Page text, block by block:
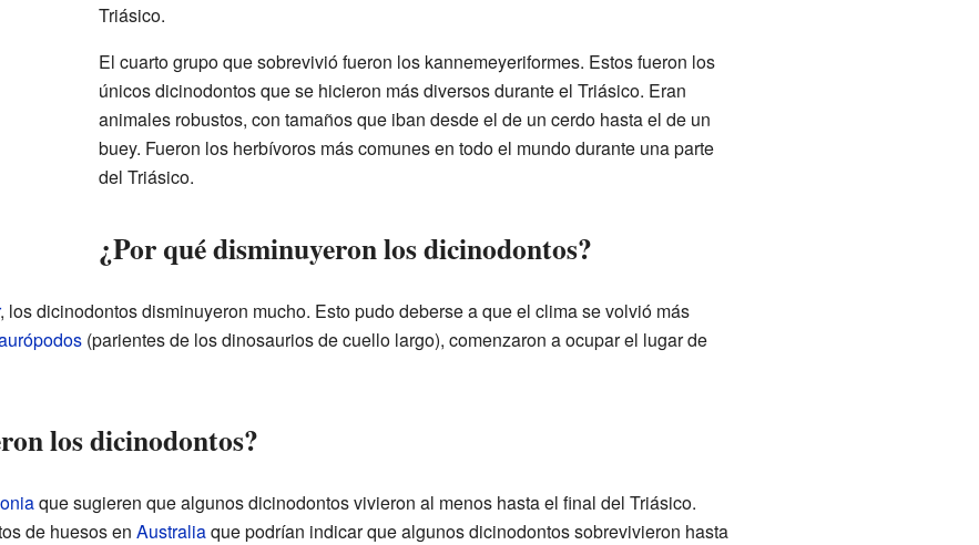
Triásico.
El cuarto grupo que sobrevivió fueron los kannemeyeriformes. Estos fueron los
únicos dicinodontos que se hicieron más diversos durante el Triásico. Eran
animales robustos, con tamaños que iban desde el de un cerdo hasta el de un
buey. Fueron los herbívoros más comunes en todo el mundo durante una parte
del Triásico.
¿Por qué disminuyeron los dicinodontos?
, los dicinodontos disminuyeron mucho. Esto pudo deberse a que el clima se volvió más
(parientes de los dinosaurios de cuello largo), comenzaron a ocupar el lugar de
los dicinodontos?
que sugieren que algunos dicinodontos vivieron al menos hasta el final del Triásico.
de huesos en Australiaque podrían indicar que algunos dicinodontos sobrevivieron hasta